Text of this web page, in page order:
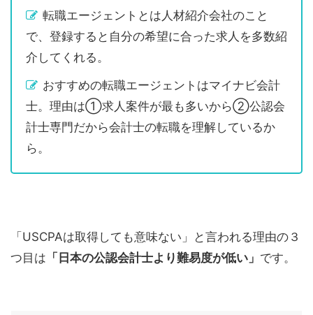
転職エージェントとは人材紹介会社のこと
で、登録すると自分の希望に合った求人を多数紹
介してくれる。
おすすめの転職エージェントはマイナビ会計
士。理由は①求人案件が最も多いから②公認会
計士専門だから会計士の転職を理解しているか
ら。
「USCPAは取得しても意味ない」と言われる理由の３
つ目は 「日本の公認会計士より難易度が低い」 です。